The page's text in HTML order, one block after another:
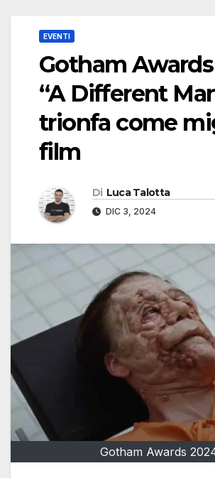
EVENTI
Gotham
“A Different
trionfa come
film
Di Luca Talotta
DIC 3, 2024
Gotham Awards